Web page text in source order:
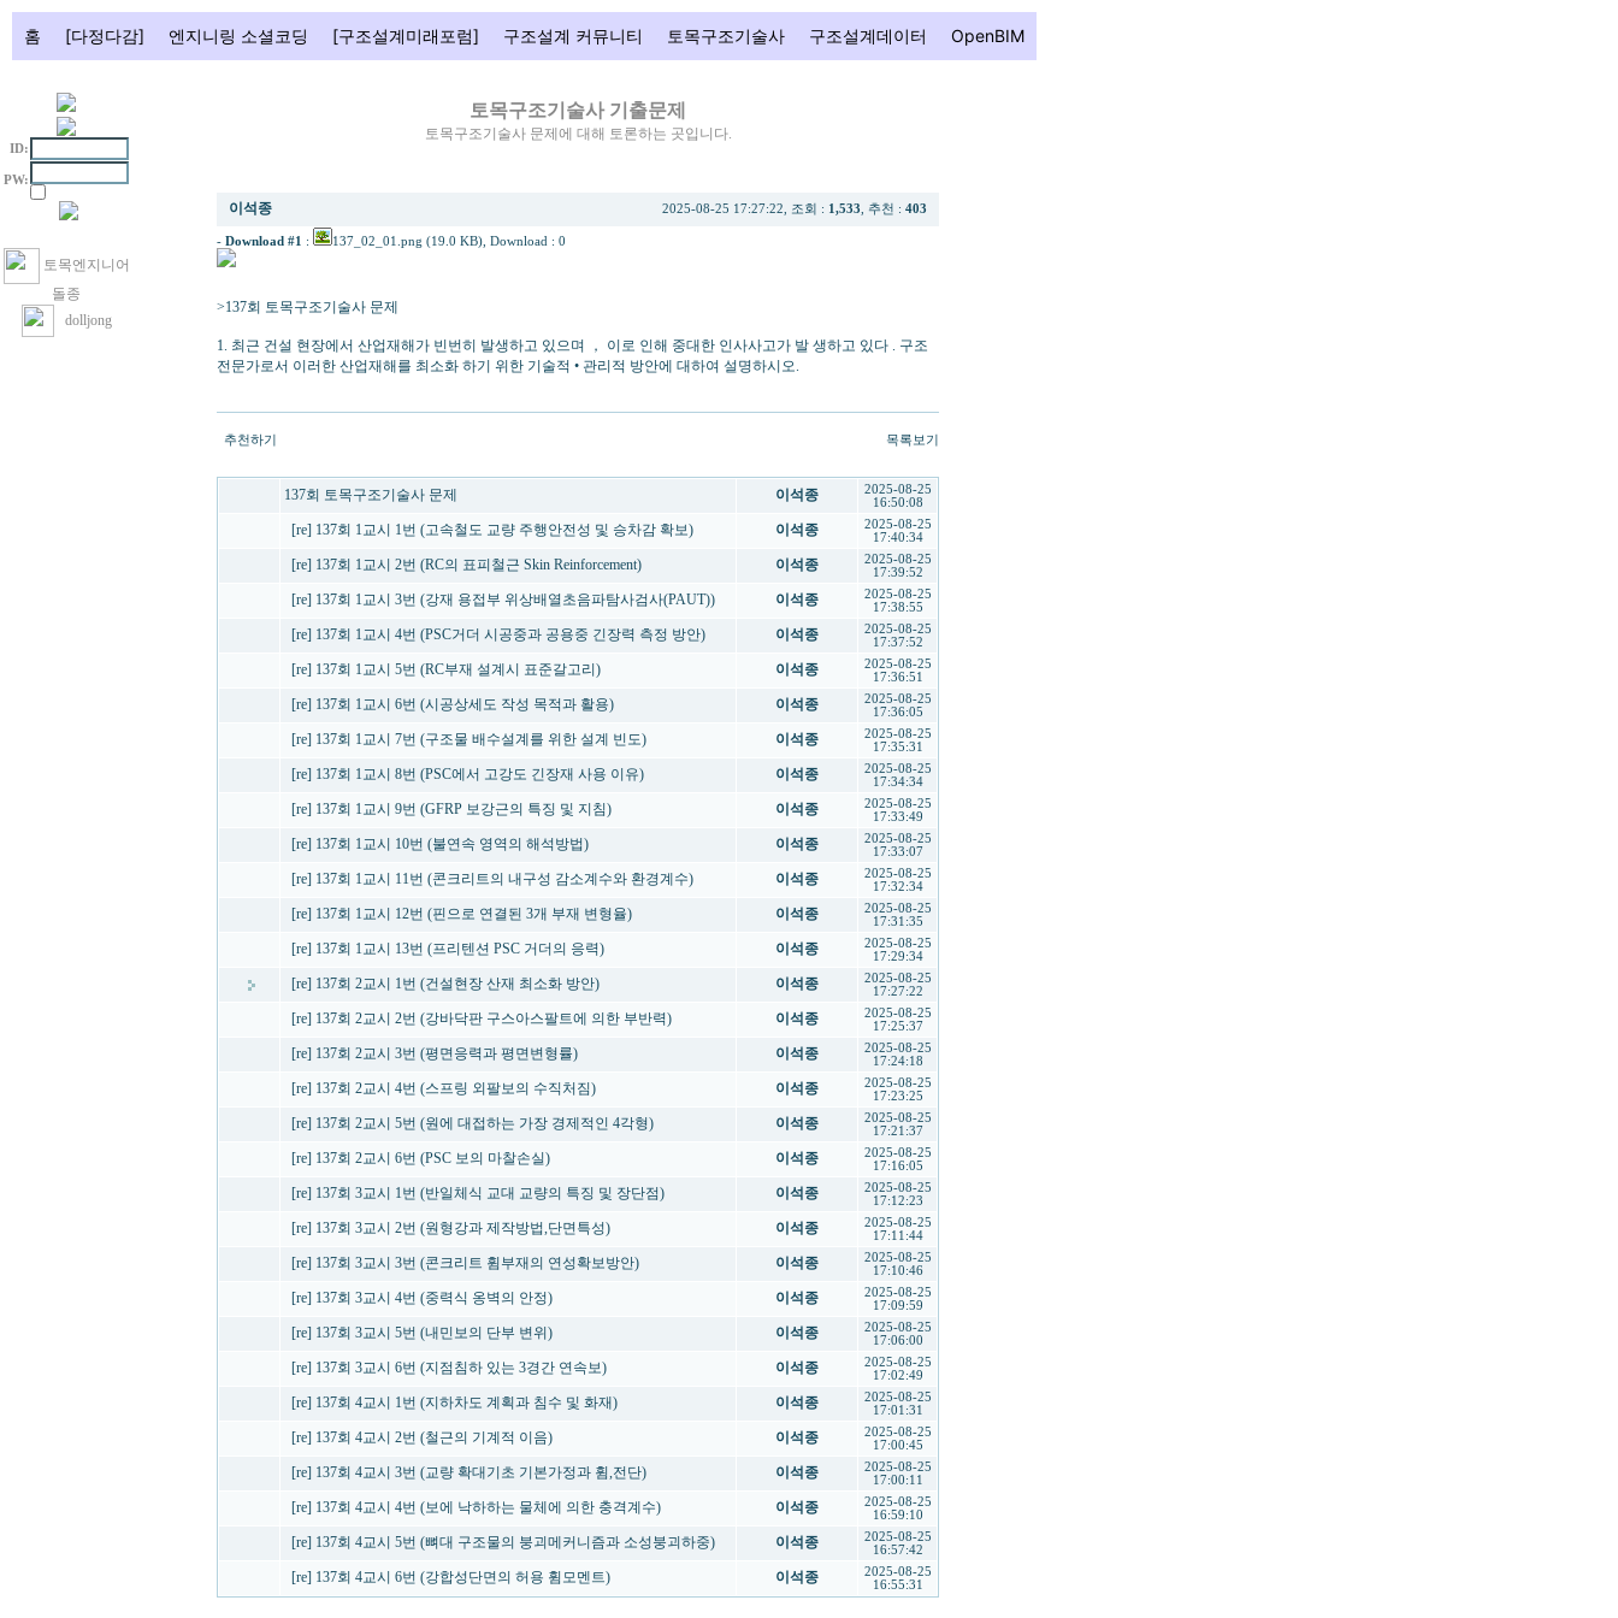
홈 [다정다감] 엔지니링 소셜코딩 [구조설계미래포럼] 구조설계 커뮤니티 토목구조기술사 구조설계데이터 OpenBIM
ID:
PW:
토목엔지니어
돌종
dolljong
토목구조기술사 기출문제
토목구조기술사 문제에 대해 토론하는 곳입니다.
이석종 2025-08-25 17:27:22, 조회 : 1,533 , 추천 : 403
- Download #1 : 137_02_01.png (19.0 KB) , Download : 0
>137회 토목구조기술사 문제
1. 최근 건설 현장에서 산업재해가 빈번히 발생하고 있으며 ， 이로 인해 중대한 인사사고가 발 생하고 있다 . 구조
전문가로서 이러한 산업재해를 최소화 하기 위한 기술적 • 관리적 방안에 대하여 설명하시오.
추천하기 목록보기
137회 토목구조기술사 문제 이석종
2025-08-25
16:50:08
[re] 137회 1교시 1번 (고속철도 교량 주행안전성 및 승차감 확보) 이석종
2025-08-25
17:40:34
[re] 137회 1교시 2번 (RC의 표피철근 Skin Reinforcement) 이석종
2025-08-25
17:39:52
[re] 137회 1교시 3번 (강재 용접부 위상배열초음파탐사검사(PAUT)) 이석종
2025-08-25
17:38:55
[re] 137회 1교시 4번 (PSC거더 시공중과 공용중 긴장력 측정 방안) 이석종
2025-08-25
17:37:52
[re] 137회 1교시 5번 (RC부재 설계시 표준갈고리) 이석종
2025-08-25
17:36:51
[re] 137회 1교시 6번 (시공상세도 작성 목적과 활용) 이석종
2025-08-25
17:36:05
[re] 137회 1교시 7번 (구조물 배수설계를 위한 설계 빈도) 이석종
2025-08-25
17:35:31
[re] 137회 1교시 8번 (PSC에서 고강도 긴장재 사용 이유) 이석종
2025-08-25
17:34:34
[re] 137회 1교시 9번 (GFRP 보강근의 특징 및 지침) 이석종
2025-08-25
17:33:49
[re] 137회 1교시 10번 (불연속 영역의 해석방법) 이석종
2025-08-25
17:33:07
[re] 137회 1교시 11번 (콘크리트의 내구성 감소계수와 환경계수) 이석종
2025-08-25
17:32:34
[re] 137회 1교시 12번 (핀으로 연결된 3개 부재 변형율) 이석종
2025-08-25
17:31:35
[re] 137회 1교시 13번 (프리텐션 PSC 거더의 응력) 이석종
2025-08-25
17:29:34
[re] 137회 2교시 1번 (건설현장 산재 최소화 방안) 이석종
2025-08-25
17:27:22
[re] 137회 2교시 2번 (강바닥판 구스아스팔트에 의한 부반력) 이석종
2025-08-25
17:25:37
[re] 137회 2교시 3번 (평면응력과 평면변형률) 이석종
2025-08-25
17:24:18
[re] 137회 2교시 4번 (스프링 외팔보의 수직처짐) 이석종
2025-08-25
17:23:25
[re] 137회 2교시 5번 (원에 대접하는 가장 경제적인 4각형) 이석종
2025-08-25
17:21:37
[re] 137회 2교시 6번 (PSC 보의 마찰손실) 이석종
2025-08-25
17:16:05
[re] 137회 3교시 1번 (반일체식 교대 교량의 특징 및 장단점) 이석종
2025-08-25
17:12:23
[re] 137회 3교시 2번 (원형강과 제작방법,단면특성) 이석종
2025-08-25
17:11:44
[re] 137회 3교시 3번 (콘크리트 휨부재의 연성확보방안) 이석종
2025-08-25
17:10:46
[re] 137회 3교시 4번 (중력식 옹벽의 안정) 이석종
2025-08-25
17:09:59
[re] 137회 3교시 5번 (내민보의 단부 변위) 이석종
2025-08-25
17:06:00
[re] 137회 3교시 6번 (지점침하 있는 3경간 연속보) 이석종
2025-08-25
17:02:49
[re] 137회 4교시 1번 (지하차도 계획과 침수 및 화재) 이석종
2025-08-25
17:01:31
[re] 137회 4교시 2번 (철근의 기계적 이음) 이석종
2025-08-25
17:00:45
[re] 137회 4교시 3번 (교량 확대기초 기본가정과 휨,전단) 이석종
2025-08-25
17:00:11
[re] 137회 4교시 4번 (보에 낙하하는 물체에 의한 충격계수) 이석종
2025-08-25
16:59:10
[re] 137회 4교시 5번 (뼈대 구조물의 붕괴메커니즘과 소성붕괴하중) 이석종
2025-08-25
16:57:42
[re] 137회 4교시 6번 (강합성단면의 허용 휨모멘트) 이석종
2025-08-25
16:55:31